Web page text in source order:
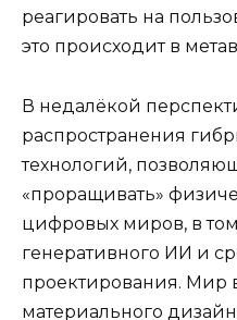
реагировать на
это происходит в
В недалёкой
распространения
технологий,
«проращивать»
цифровых миров, в
генеративного ИИ и
проектирования. Мир
материального